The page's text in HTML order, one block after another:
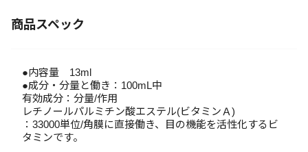
商品スペック
●内容量 13ml
●成分・分量と働き：100mL中
有効成分：分量/作用
レチノールパルミチン酸エステル(ビタミンＡ)
：33000単位/角膜に直接働き、目の機能を活性化するビ
タミンです。